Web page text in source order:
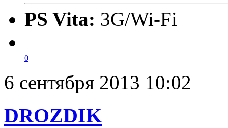
PS Vita: 3G/Wi-Fi
0
6 сентября 2013 10:02
DROZDIK